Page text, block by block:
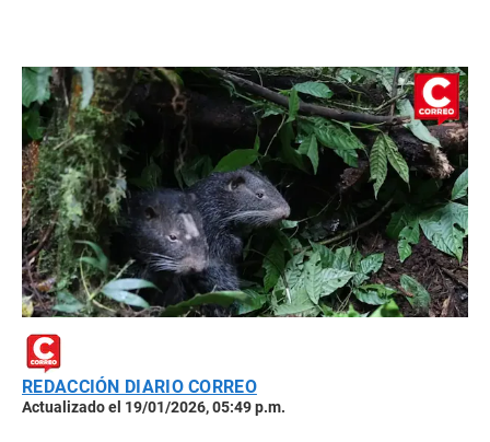
REDACCIÓN DIARIO CORREO
Actualizado el 19/01/2026, 05:49 p.m.